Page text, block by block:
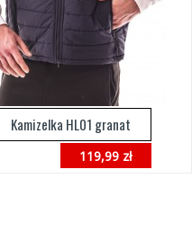
Kamizelka HL01 granat
119,99 zł